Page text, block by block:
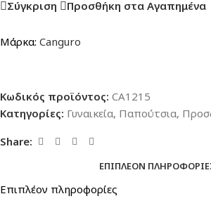
Σύγκριση Προσθήκη στα Αγαπημένα
Μάρκα: Canguro
Κωδικός προϊόντος: CA1215
Κατηγορίες: Γυναικεία, Παπούτσια,
Share:
ΕΠΙΠΛΈΟΝ
Επιπλέον πληροφορίες